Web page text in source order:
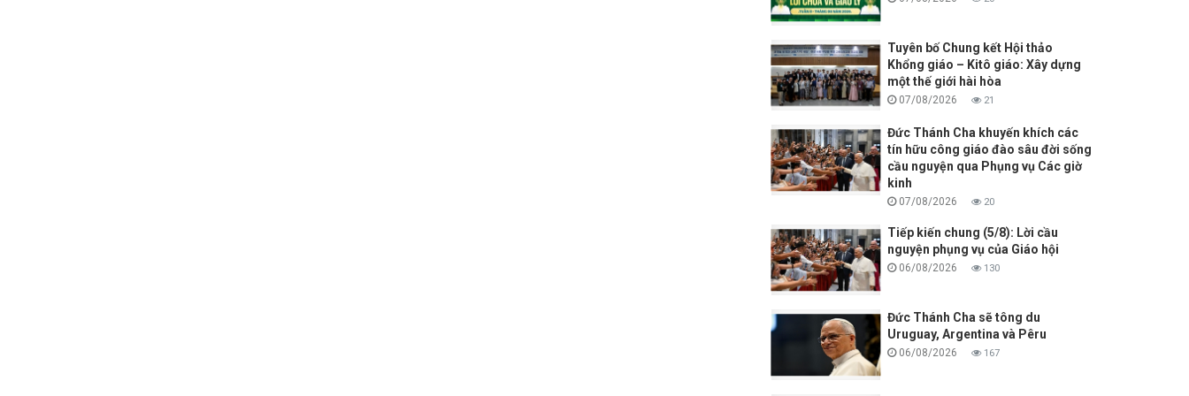
Tuyên bố Chung kết Hội thảo
Khổng giáo – Kitô giáo: Xây dựng
một thế giới hài hòa
07/08/2026 21
Đức Thánh Cha khuyến khích các
tín hữu công giáo đào sâu đời sống
cầu nguyện qua Phụng vụ Các giờ
kinh
07/08/2026 20
Tiếp kiến chung (5/8): Lời cầu
nguyện phụng vụ của Giáo hội
06/08/2026 130
Đức Thánh Cha sẽ tông du
Uruguay, Argentina và Pêru
06/08/2026 167